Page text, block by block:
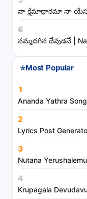
r
i
e
s
నా క్షేమాధారమా నా యేసయ్యా
6
నమ్మదగిన దేవుడవే |
⭐Most Popular
1
Ananda Yathra
2
Lyrics Post
3
Nutana
4
Krupagala